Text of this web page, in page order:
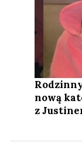
nową
z